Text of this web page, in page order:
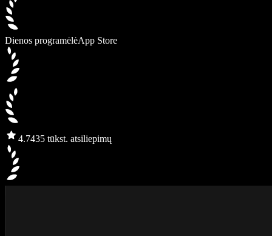
Dienos programėlėApp Store
4.7435 tūkst. atsiliepimų